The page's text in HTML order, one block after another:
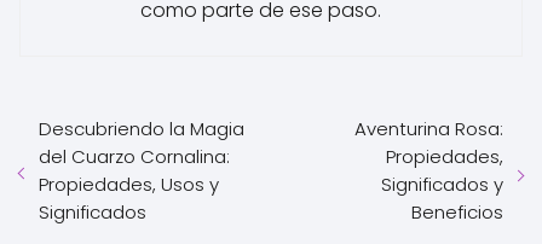
como parte de ese paso.
Descubriendo la Magia
del Cuarzo Cornalina:
Propiedades, Usos y
Significados
Aventurina Rosa:
Propiedades,
Significados y
Beneficios